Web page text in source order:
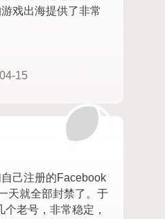
戏出海提供了非常
15
己注册的Facebook
天就全部封禁了。于
老号，非常稳定，